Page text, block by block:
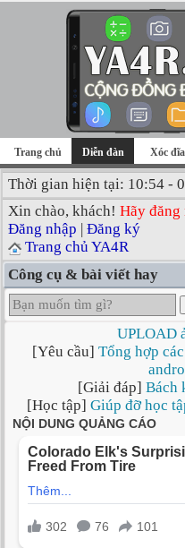
Trang chủ Diễn đàn Xóc đĩa
Thời gian hiện tại: 10:54 -
Xin chào, khách! Hãy đăng
Đăng nhập | Đăng ký
Trang chủ YA4R
Công cụ & bài viết hay
UPLOAD
[Yêu cầu] Tổng hợp
[Giải đáp] Bách
[Học tập] Giúp đỡ học